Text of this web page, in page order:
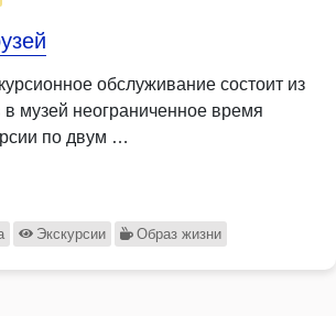
обслуживание состоит из
музей неограниченное время
по двум …
Экскурсии Образ жизни